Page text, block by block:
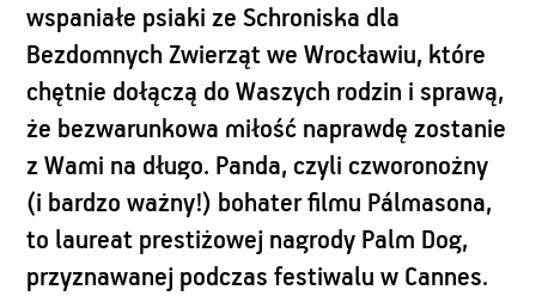
wspaniałe psiaki ze Schroniska dla
Bezdomnych Zwierząt we Wrocławiu, które
chętnie dołączą do Waszych rodzin i sprawą,
że bezwarunkowa miłość naprawdę zostanie
z Wami na długo. Panda, czyli czworonożny
(i bardzo ważny!) bohater filmu Pálmasona,
to laureat prestiżowej nagrody Palm Dog,
przyznawanej podczas festiwalu w Cannes.